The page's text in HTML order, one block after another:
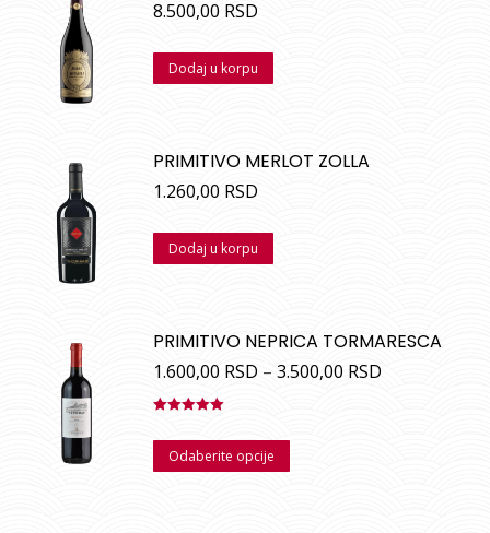
8.500,00 RSD
Dodaj u korpu
PRIMITIVO MERLOT ZOLLA
1.260,00 RSD
Dodaj u korpu
PRIMITIVO NEPRICA TORMARESCA
1.600,00 RSD – 3.500,00 RSD
sa5.00od
Odaberite opcije